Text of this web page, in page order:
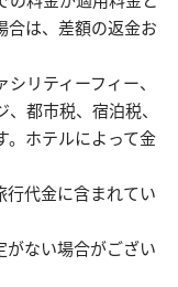
合は、差額の返金お
リティーフィー、
都市税、宿泊税、
。ホテルによって金
代金に含まれてい
ない場合がござい